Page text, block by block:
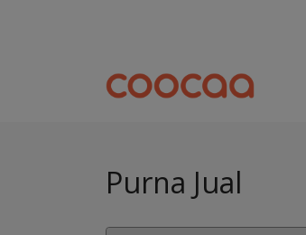
Purna Jual